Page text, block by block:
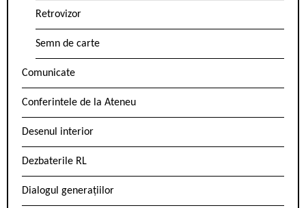
Retrovizor
Semn de carte
Comunicate
Conferintele de la Ateneu
Desenul interior
Dezbaterile RL
Dialogul generațiilor